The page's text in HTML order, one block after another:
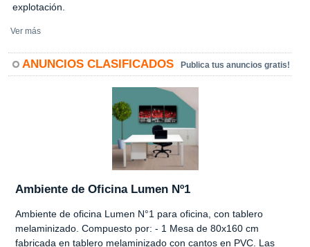
explotación.
Ver más
ANUNCIOS CLASIFICADOS Publica tus anuncios gratis!
Ambiente de Oficina Lumen Nº1
Ambiente de oficina Lumen N°1 para oficina, con tablero
melaminizado. Compuesto por: - 1 Mesa de 80x160 cm
fabricada en tablero melaminizado con cantos en PVC. Las